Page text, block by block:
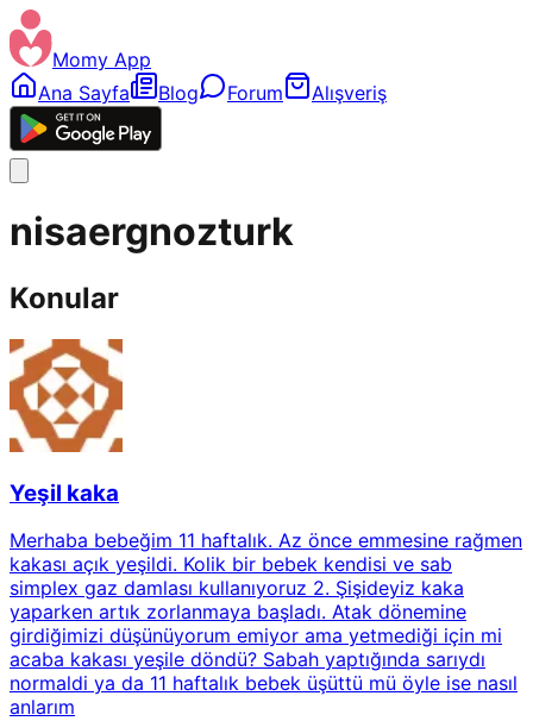
Momy App
Ana Sayfa
Blog Forum Alışveriş
nisaergnozturk
Konular
Yeşil kaka
Merhaba bebeğim 11 haftalık. Az önce emmesine rağmen
kakası açık yeşildi. Kolik bir bebek kendisi ve sab
simplex gaz damlası kullanıyoruz 2. Şişideyiz kaka
yaparken artık zorlanmaya başladı. Atak dönemine
girdiğimizi düşünüyorum emiyor ama yetmediği için mi
acaba kakası yeşile döndü? Sabah yaptığında sarıydı
normaldi ya da 11 haftalık bebek üşüttü mü öyle ise nasıl
anlarım